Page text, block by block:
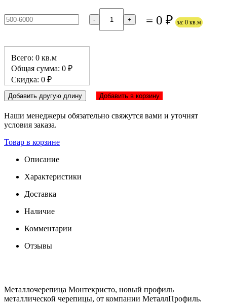
- + = 0 ₽ за: 0 кв.м
Всего: 0 кв.м
Общая сумма: 0 ₽
Скидка: 0 ₽
Добавить другую длину Добавить в корзину
Наши менеджеры обязательно свяжутся вами и уточнят
условия заказа.
Товар в корзине
Описание
Характеристики
Доставка
Наличие
Комментарии
Отзывы
Металлочерепица Монтекристо, новый профиль
металлической черепицы, от компании МеталлПрофиль.